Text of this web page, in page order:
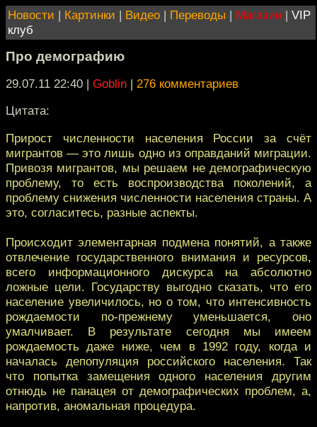
Новости | Картинки | Видео | Переводы | Магазин | VIP
клуб
Про демографию
29.07.11 22:40 | Goblin | 276 комментариев
Цитата:
Прирост численности населения России за счёт
мигрантов — это лишь одно из оправданий миграции.
Привозя мигрантов, мы решаем не демографическую
проблему, то есть воспроизводства поколений, а
проблему снижения численности населения страны. А
это, согласитесь, разные аспекты.
Происходит элементарная подмена понятий, а также
отвлечение государственного внимания и ресурсов,
всего информационного дискурса на абсолютно
ложные цели. Государству выгодно сказать, что его
население увеличилось, но о том, что интенсивность
рождаемости по-прежнему уменьшается, оно
умалчивает. В результате сегодня мы имеем
рождаемость даже ниже, чем в 1992 году, когда и
началась депопуляция российского населения. Так
что попытка замещения одного населения другим
отнюдь не панацея от демографических проблем, а,
напротив, аномальная процедура.